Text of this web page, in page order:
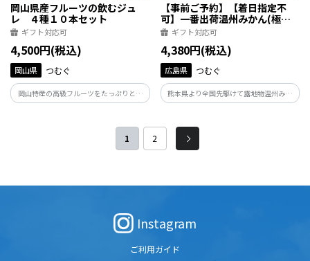
岡山県産フルーツの飲むジュ
レ ４種１０本セット
ギフト対応可
4,500円(税込)
岡山県 つむぐ
岡山特産の高級フルーツをたっぷりと使
用したフルーツジュレです。完熟の果物を
れるなめらかなジュレに仕上げました。
【事前ご予約】【着日指定不
可】一番出荷温州みかん(極早
生) 約3kg（25～50玉）
ギフト対応可
4,380円(税込)
広島県 つむぐ
熊本県より全国先駆けて露地物温州みか
んシーズン開始 皮の色は緑だけど、爽や
「一番出荷の温州みかん」です。
1 2
Instagram
ご利用ガイド